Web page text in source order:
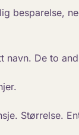
besparelse,
navn. De to
Størrelse.